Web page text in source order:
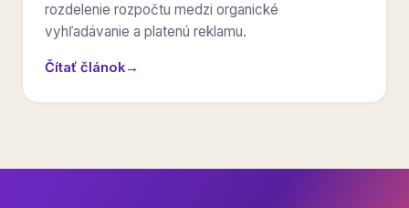
rozdelenie rozpočtu medzi organické
vyhľadávanie a platenú reklamu.
Čítať článok→